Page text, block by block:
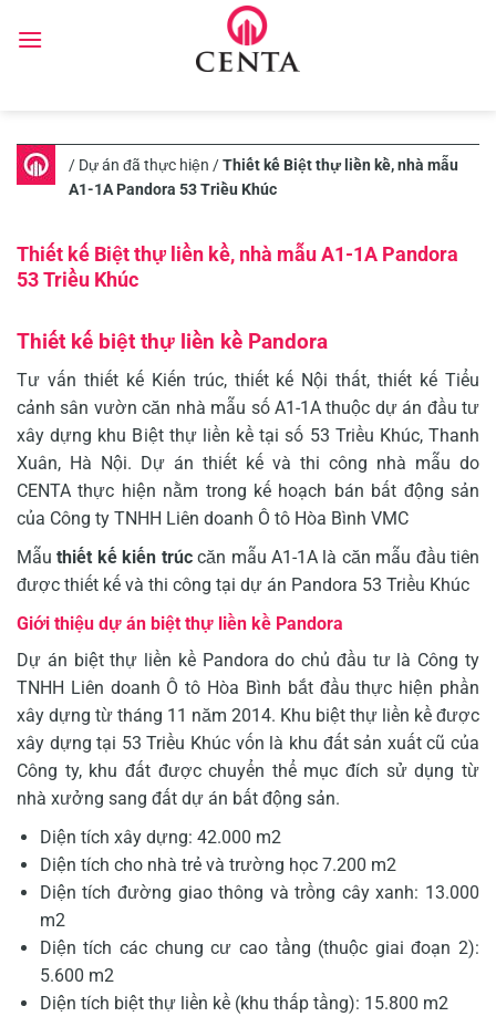
/ Dự án đã thực hiện /Thiết kế Biệt thự liền kề, nhà mẫu
A1-1A Pandora 53 Triều Khúc
Thiết kế Biệt thự liền kề, nhà mẫu A1-1A Pandora
53 Triều Khúc
Thiết kế biệt thự liền kề Pandora
Tư vấn thiết kế Kiến trúc, thiết kế Nội thất, thiết kế Tiểu
cảnh sân vườn căn nhà mẫu số A1-1A thuộc dự án đầu tư
xây dựng khu Biệt thự liền kề tại số 53 Triều Khúc, Thanh
Xuân, Hà Nội. Dự án thiết kế và thi công nhà mẫu do
CENTA thực hiện nằm trong kế hoạch bán bất động sản
của Công ty TNHH Liên doanh Ô tô Hòa Bình VMC
Mẫuthiết kế kiến trúccăn mẫu A1-1A là căn mẫu đầu tiên
được thiết kế và thi công tại dự án Pandora 53 Triều Khúc
Giới thiệu dự án biệt thự liền kề Pandora
Dự án biệt thự liền kề Pandora do chủ đầu tư là Công ty
TNHH Liên doanh Ô tô Hòa Bình bắt đầu thực hiện phần
xây dựng từ tháng 11 năm 2014. Khu biệt thự liền kề được
xây dựng tại 53 Triều Khúc vốn là khu đất sản xuất cũ của
Công ty, khu đất được chuyển thể mục đích sử dụng từ
nhà xưởng sang đất dự án bất động sản.
Diện tích xây dựng: 42.000 m2
Diện tích cho nhà trẻ và trường học 7.200 m2
Diện tích đường giao thông và trồng cây xanh: 13.000
m2
Diện tích các chung cư cao tầng (thuộc giai đoạn 2):
5.600 m2
Diện tích biệt thự liền kề (khu thấp tầng): 15.800 m2